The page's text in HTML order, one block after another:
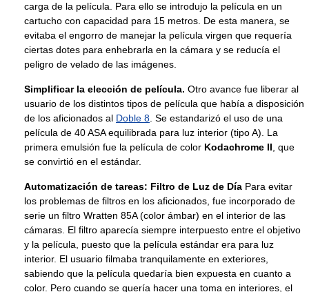
carga de la película. Para ello se introdujo la película en un
cartucho con capacidad para 15 metros. De esta manera, se
evitaba el engorro de manejar la película virgen que requería
ciertas dotes para enhebrarla en la cámara y se reducía el
peligro de velado de las imágenes.
Simplificar la elección de película. Otro avance fue liberar al
usuario de los distintos tipos de película que había a disposición
de los aficionados al Doble 8. Se estandarizó el uso de una
película de 40 ASA equilibrada para luz interior (tipo A). La
primera emulsión fue la película de color Kodachrome II, que
se convirtió en el estándar.
Automatización de tareas: Filtro de Luz de Día Para evitar
los problemas de filtros en los aficionados, fue incorporado de
serie un filtro Wratten 85A (color ámbar) en el interior de las
cámaras. El filtro aparecía siempre interpuesto entre el objetivo
y la película, puesto que la película estándar era para luz
interior. El usuario filmaba tranquilamente en exteriores,
sabiendo que la película quedaría bien expuesta en cuanto a
color. Pero cuando se quería hacer una toma en interiores, el